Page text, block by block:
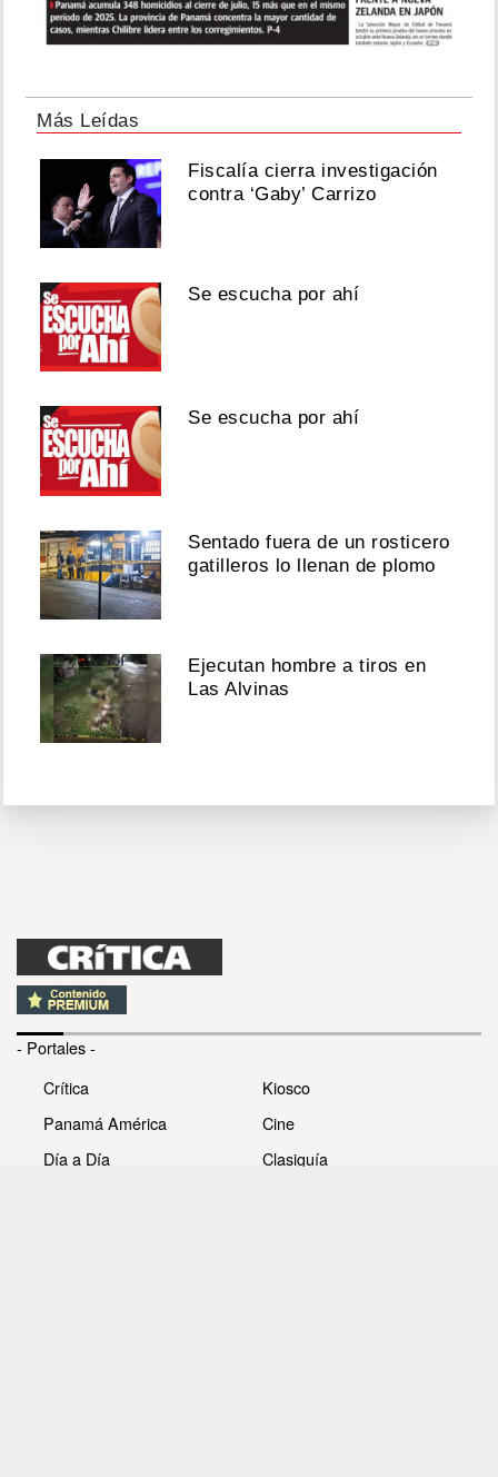
Más Leídas
Fiscalía cierra investigación
contra ‘Gaby’ Carrizo
Se escucha por ahí
Se escucha por ahí
Sentado fuera de un rosticero
gatilleros lo llenan de plomo
Ejecutan hombre a tiros en
Las Alvinas
- Portales -
Crítica
Panamá América
Día a Día
Kiosco
Cine
Clasiguía